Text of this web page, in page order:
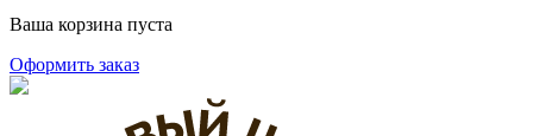
Ваша корзина пуста
Оформить заказ